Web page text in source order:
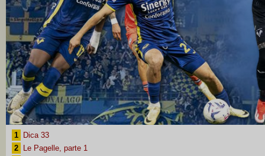
1
Dica 33
2
Le Pagelle, parte 1